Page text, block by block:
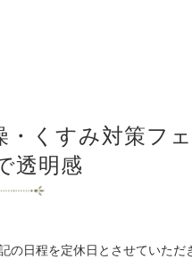
・くすみ対策フ
透明感
の日程を定休日とさせていただ